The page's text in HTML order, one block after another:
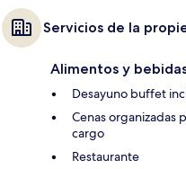
Servicios de la
Alimentos y
Desayuno buffet
Cenas organizadas
cargo
Restaurante